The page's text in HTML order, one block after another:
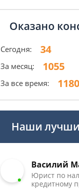
Оказано
Сегодня: 34
За месяц: 1055
За все время:
Наши
Василий
Юрист по
кредитному